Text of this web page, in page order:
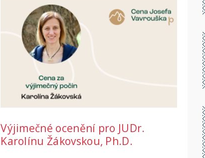
Výjimečné ocenění pro JUDr.
Karolínu Žákovskou, Ph.D.